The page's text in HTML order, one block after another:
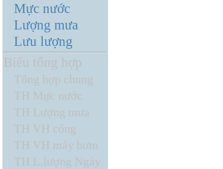
Mực nước
Lượng mưa
Lưu lượng
Biểu tổng hợp
Tổng hợp chung
TH Mực nước
TH Lượng mưa
TH VH cống
TH VH máy bơm
TH L.lượng Ngày